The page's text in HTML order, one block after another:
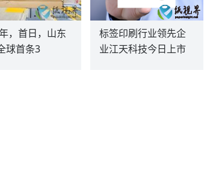
，首日，山东
球首条3
标签印刷行业领先企
业江天科技今日上市